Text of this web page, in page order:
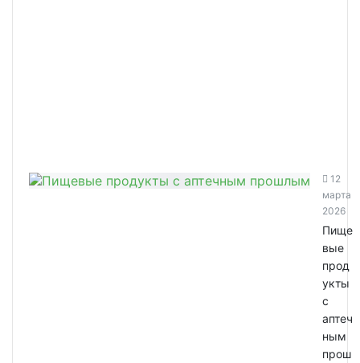
12
марта
2026
Пище
вые
прод
укты
с
аптеч
ным
прош